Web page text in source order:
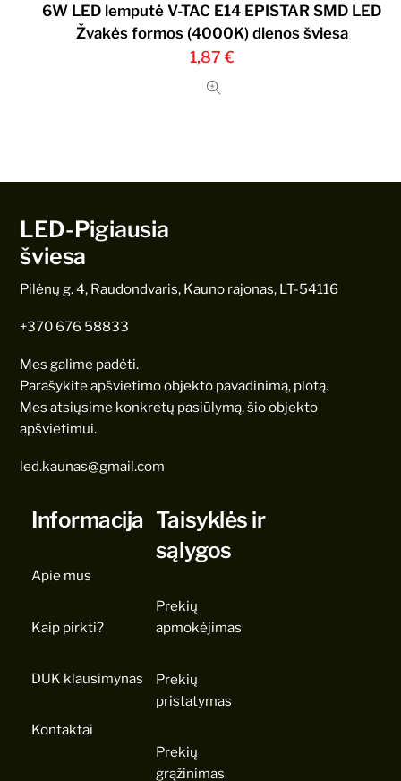
6W LED lemputė V-TAC E14 EPISTAR SMD LED
Žvakės formos (4000K) dienos šviesa
1,87 €
LED-Pigiausia
šviesa
Pilėnų g. 4, Raudondvaris, Kauno rajonas, LT-54116
+370 676 58833
Mes galime padėti.
Parašykite apšvietimo objekto pavadinimą, plotą.
Mes atsiųsime konkretų pasiūlymą, šio objekto
apšvietimui.
led.kaunas@gmail.com
Informacija
Apie mus
Kaip pirkti?
DUK klausimynas
Kontaktai
Taisyklės ir
sąlygos
Prekių
apmokėjimas
Prekių
pristatymas
Prekių
grąžinimas